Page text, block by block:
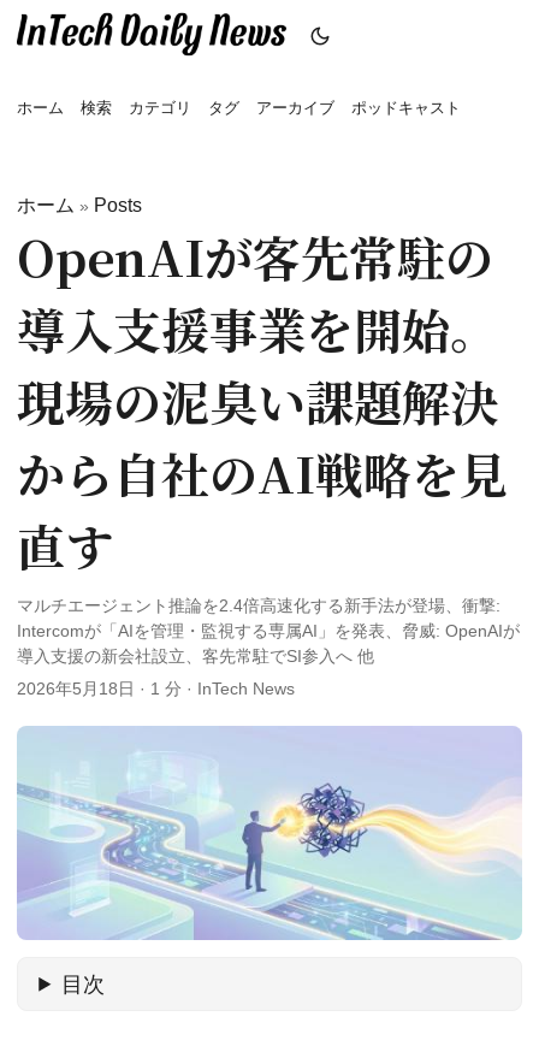
ホーム 検索 カテゴリ タグ アーカイブ ポッドキャスト
ホーム » Posts
OpenAIが客先常駐の
導入支援事業を開始。
現場の泥臭い課題解決
から自社のAI戦略を見
直す
マルチエージェント推論を2.4倍高速化する新手法が登場、衝撃:
Intercomが「AIを管理・監視する専属AI」を発表、脅威: OpenAIが
導入支援の新会社設立、客先常駐でSI参入へ 他
2026年5月18日 · 1 分 · InTech News
目次